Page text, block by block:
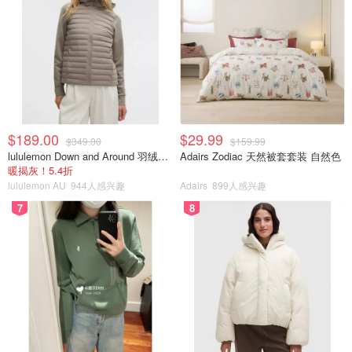
$189.00 $349.00
lululemon Down and Around 羽绒夹克
暖揭灰！5.4折
lululemon AU 944人感兴趣
$29.99 $159.99
Adairs Zodiac 天然被套套装 自然色
Adairs 899人感兴趣
7 8